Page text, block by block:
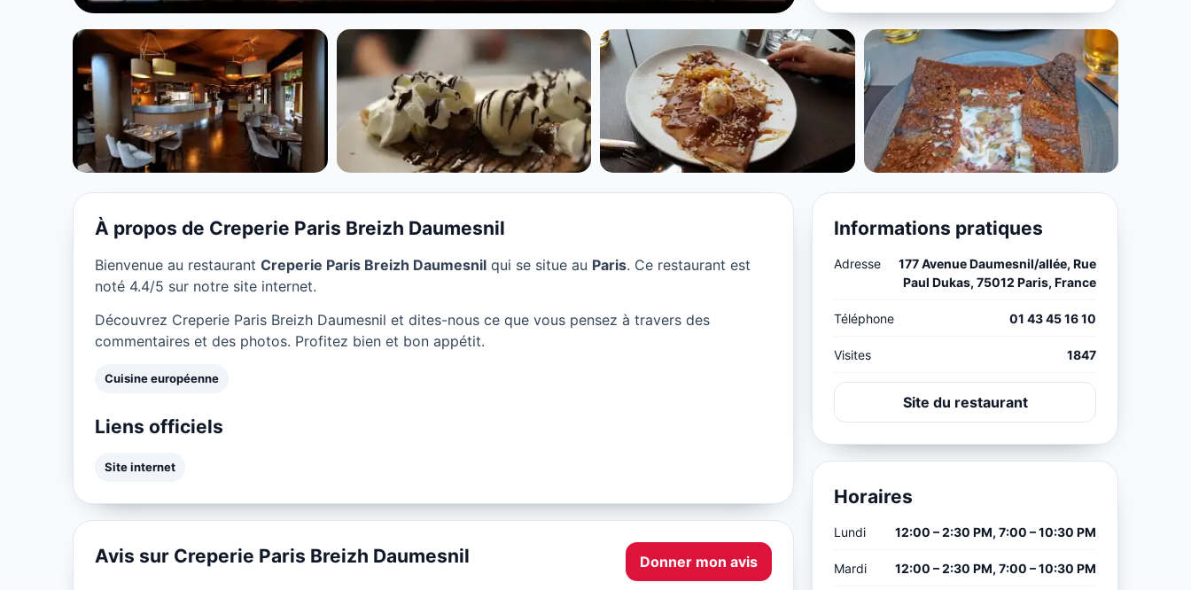
CUISINE EUROPÉENNE
Creperie Paris Breizh Daumesnil
à Paris
À propos de Creperie Paris Breizh Daumesnil
Bienvenue au restaurant Creperie Paris Breizh Daumesnil qui se situe au Paris. Ce restaurant est
noté 4.4/5 sur notre site internet.
Découvrez Creperie Paris Breizh Daumesnil et dites-nous ce que vous pensez à travers des
commentaires et des photos. Profitez bien et bon appétit.
Cuisine européenne
Liens officiels
Site internet
Avis sur Creperie Paris Breizh Daumesnil Donner mon avis
Informations pratiques
Adresse
177 Avenue Daumesnil/allée, Rue
Paul Dukas, 75012 Paris, France
Téléphone 01 43 45 16 10
Visites 1847
Site du restaurant
Horaires
Lundi 12:00 – 2:30 PM, 7:00 – 10:30 PM
Mardi 12:00 – 2:30 PM, 7:00 – 10:30 PM